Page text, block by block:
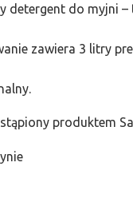
detergent do myjni
zawiera 3 litry
produktem